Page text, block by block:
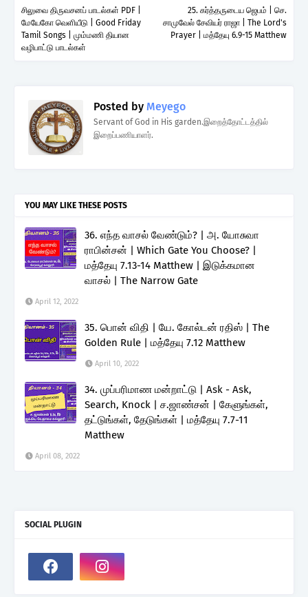
25. கர்த்தருடைய ஜெபம் | செ.
சாமுவேல் சேவியர் ராஜா | The Lord's
Prayer | மத்தேயு 6.9-15 Matthew
சிலுவை திருவசனப் பாடல்கள் PDF |
மேயேகோ வெளியீடு | Good Friday
Tamil Songs | மும்மணி தியான
வழிபாட்டு பாடல்கள்
Posted by Meyego
Servant of God in His garden.இறைத்தோட்டத்தில்
இறைப்பணியாளர்.
YOU MAY LIKE THESE POSTS
36. எந்த வாசல் வேண்டும்? | அ. யோசுவா
ராபின்சன் | Which Gate You Choose? |
மத்தேயு 7.13-14 Matthew | இடுக்கமான
வாசல் | The Narrow Gate
April 12, 2022
35. பொன் விதி | யே. கோல்டன் ரதிஸ் | The
Golden Rule | மத்தேயு 7.12 Matthew
April 10, 2022
34. முப்பரிமாண மன்றாட்டு | Ask - Ask,
Search, Knock | ச.ஜாண்சன் | கேளுங்கள்,
தட்டுங்கள், தேடுங்கள் | மத்தேயு 7.7-11
Matthew
April 08, 2022
SOCIAL PLUGIN